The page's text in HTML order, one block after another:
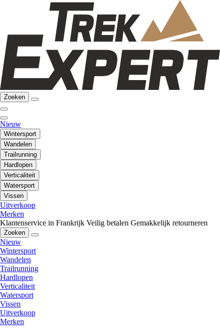
Zoeken
Nieuw
Wintersport
Wandelen
Trailrunning
Hardlopen
Verticaliteit
Watersport
Vissen
Uitverkoop
Merken
Klantenservice in Frankrijk Veilig betalen Gemakkelijk retourneren
Zoeken
Nieuw
Wintersport
Wandelen
Trailrunning
Hardlopen
Verticaliteit
Watersport
Vissen
Uitverkoop
Merken